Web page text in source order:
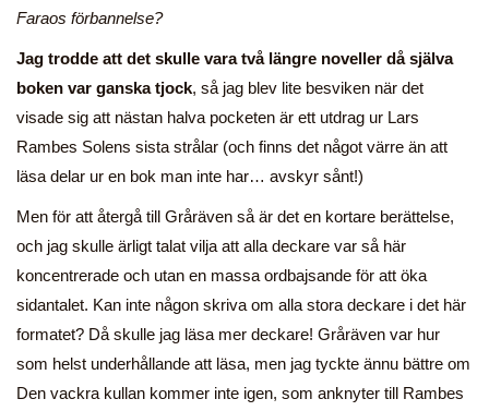
Faraos förbannelse?
Jag trodde att det skulle vara två längre noveller då själva
boken var ganska tjock, så jag blev lite besviken när det
visade sig att nästan halva pocketen är ett utdrag ur Lars
Rambes Solens sista strålar (och finns det något värre än att
läsa delar ur en bok man inte har… avskyr sånt!)
Men för att återgå till Gråräven så är det en kortare berättelse,
och jag skulle ärligt talat vilja att alla deckare var så här
koncentrerade och utan en massa ordbajsande för att öka
sidantalet. Kan inte någon skriva om alla stora deckare i det här
formatet? Då skulle jag läsa mer deckare! Gråräven var hur
som helst underhållande att läsa, men jag tyckte ännu bättre om
Den vackra kullan kommer inte igen, som anknyter till Rambes